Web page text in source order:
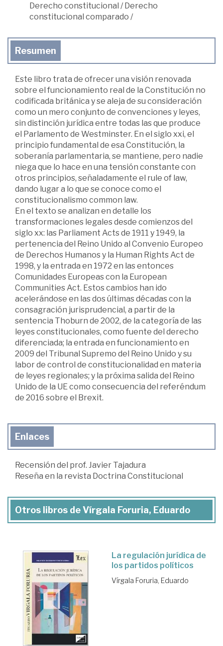
Derecho constitucional / Derecho
constitucional comparado /
Resumen
Este libro trata de ofrecer una visión renovada
sobre el funcionamiento real de la Constitución no
codificada británica y se aleja de su consideración
como un mero conjunto de convenciones y leyes,
sin distinción jurídica entre todas las que produce
el Parlamento de Westminster. En el siglo xxi, el
principio fundamental de esa Constitución, la
soberanía parlamentaria, se mantiene, pero nadie
niega que lo hace en una tensión constante con
otros principios, señaladamente el rule of law,
dando lugar a lo que se conoce como el
constitucionalismo common law.
En el texto se analizan en detalle los
transformaciones legales desde comienzos del
siglo xx: las Parliament Acts de 1911 y 1949, la
pertenencia del Reino Unido al Convenio Europeo
de Derechos Humanos y la Human Rights Act de
1998, y la entrada en 1972 en las entonces
Comunidades Europeas con la European
Communities Act. Estos cambios han ido
acelerándose en las dos últimas décadas con la
consagración jurisprudencial, a partir de la
sentencia Thoburn de 2002, de la categoría de las
leyes constitucionales, como fuente del derecho
diferenciada; la entrada en funcionamiento en
2009 del Tribunal Supremo del Reino Unido y su
labor de control de constitucionalidad en materia
de leyes regionales; y la próxima salida del Reino
Unido de la UE como consecuencia del referéndum
de 2016 sobre el Brexit.
Enlaces
Recensión del prof. Javier Tajadura
Reseña en la revista Doctrina Constitucional
Otros libros de Vírgala Foruria, Eduardo
La regulación jurídica de
los partidos políticos
Vírgala Foruria, Eduardo